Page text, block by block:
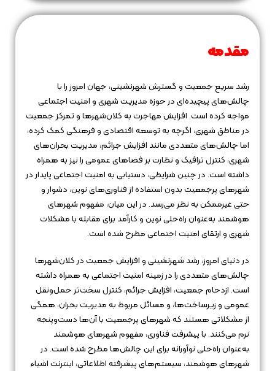
مقدمه
رشد سریع جمعیت و گسترش شهرنشینی، جهان امروز را با
چالش‌های پیچیده‌ای در حوزه مدیریت شهری و امنیت اجتماعی
مواجه کرده است. افزایش مهاجرت به کلان‌شهرها و تمرکز جمعیت
در مناطق شهری، اگرچه به توسعه اقتصادی و فرهنگی کمک کرده،
اما چالش‌های متعددی مانند افزایش جرائم، مدیریت بحران‌های
شهری، کنترل ترافیک و نظارت بر فضاهای عمومی را نیز به همراه
داشته است. در چنین شرایطی، دستیابی به امنیت اجتماعی پایدار در
شهرهای پرجمعیت بدون استفاده از فناوری‌های نوین، دشوار و
حتی غیرممکن به نظر می‌رسد. در این میان، مفهوم شهرهای
هوشمند به‌عنوان راه‌حلی نوین و کارآمد برای مقابله با مشکلات
شهری و ارتقای امنیت اجتماعی مطرح شده است.
در دنیای امروز، رشد شهرنشینی و افزایش جمعیت در کلان‌شهرها
چالش‌های متعددی را در زمینه امنیت اجتماعی به همراه داشته
است. ازدحام جمعیت، افزایش جرائم، کنترل سخت‌تر حمل‌ونقل
عمومی و زیرساخت‌ها، و مسائل مربوط به مدیریت بحران، همگی
از مشکلاتی هستند که شهرهای پرجمعیت با آن‌ها دست‌وپنجه
نرم می‌کنند. با پیشرفت فناوری، مفهوم شهرهای هوشمند
به‌عنوان راه‌حلی نوآورانه برای این چالش‌ها مطرح شده است. در
شهرهای هوشمند، سیستم‌های پیشرفته اطلاعاتی، اینترنت اشیاء